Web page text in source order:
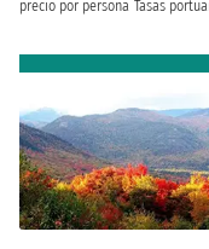
precio por persona Tasas